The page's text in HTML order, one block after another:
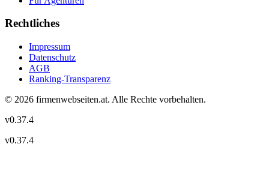
Rechtliches
Impressum
Datenschutz
AGB
Ranking-Transparenz
© 2026 firmenwebseiten.at. Alle Rechte vorbehalten.
v0.37.4
v0.37.4